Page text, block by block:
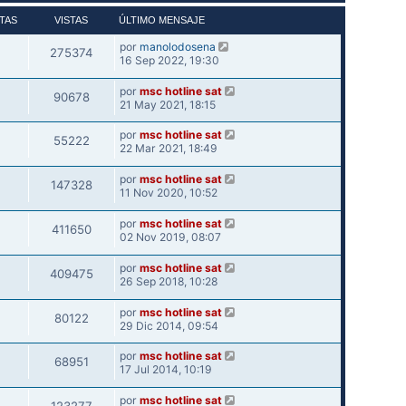
VISTAS ÚLTIMO MENSAJE
275374 por manolodosena
16 Sep 2022, 19:30
90678 por msc hotline sat
21 May 2021, 18:15
55222 por msc hotline sat
22 Mar 2021, 18:49
147328 por msc hotline sat
11 Nov 2020, 10:52
411650 por msc hotline sat
02 Nov 2019, 08:07
409475 por msc hotline sat
26 Sep 2018, 10:28
80122 por msc hotline sat
29 Dic 2014, 09:54
68951 por msc hotline sat
17 Jul 2014, 10:19
por msc hotline sat